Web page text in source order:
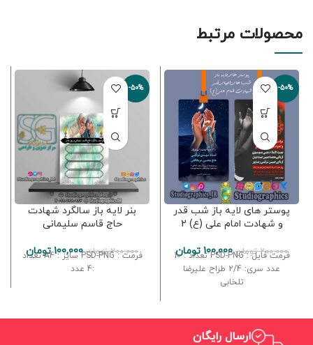
محصولات مرتبط
-50%
پوستر های لایه باز شب قدر
و شهادت امام علی (ع) 2
200,000 تومان 100,000 تومان
فرمت فایل : PSD-PNG تعداد : 10
عدد سری: 2/4 طراح علیرضا
تلخابی
-50%
بنر لایه باز سالگرد شهادت
حاج قاسم سلیمانی
200,000 تومان 100,000 تومان
فرمت : PSD-PNG سایز : A4 تعداد
:4 عدد
ارسال رایگان